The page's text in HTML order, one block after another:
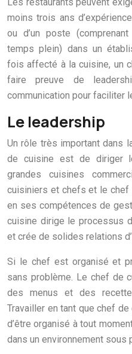
moins trois ans
ou d’un poste
temps plein) dans un
fois affecté à la cuisine, un
faire preuve de
communication pour faciliter
Le leadership
Un rôle très important dans
de cuisine est de diriger
grandes cuisines
cuisiniers et chefs et le chef
en ses compétences de
cuisine dirige le processus
et crée de solides relations
Si le chef est organisé et
sans problème. Le chef de
des menus et des
Travailler en tant que chef
d’être organisé à tout
dans un environnement sous